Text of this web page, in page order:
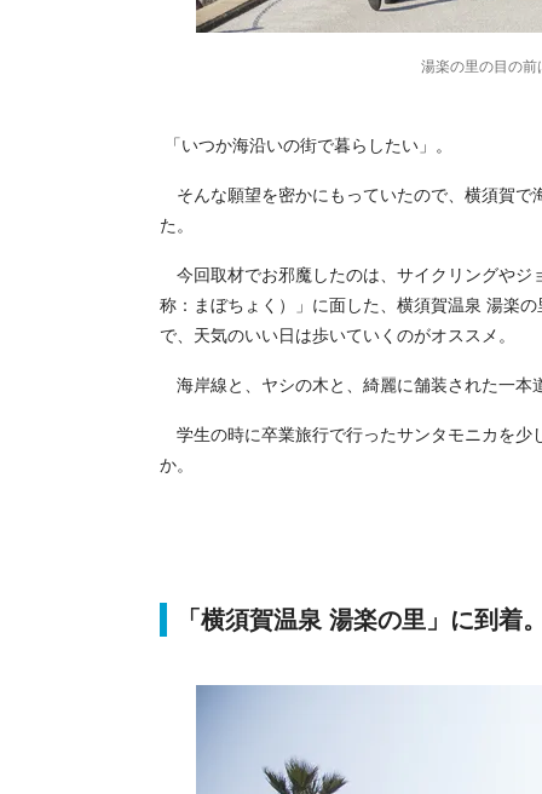
湯楽の里の目の
「いつか海沿いの街で暮らしたい」。
そんな願望を密かにもっていたので、横須賀で
た。
今回取材でお邪魔したのは、サイクリングやジ
称：まぼちょく）」に面した、横須賀温泉 湯楽
で、天気のいい日は歩いていくのがオススメ。
海岸線と、ヤシの木と、綺麗に舗装された一本
学生の時に卒業旅行で行ったサンタモニカを
か。
「横須賀温泉 湯楽の里」に到着